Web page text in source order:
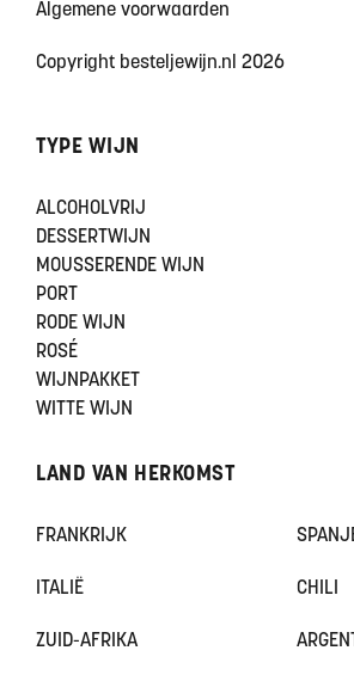
Algemene voorwaarden
Copyright besteljewijn.nl 2026
TYPE WIJN
ALCOHOLVRIJ
DESSERTWIJN
MOUSSERENDE WIJN
PORT
RODE WIJN
ROSÉ
WIJNPAKKET
WITTE WIJN
LAND VAN HERKOMST
FRANKRIJK
ITALIË CHILI
ZUID-AFRIKA